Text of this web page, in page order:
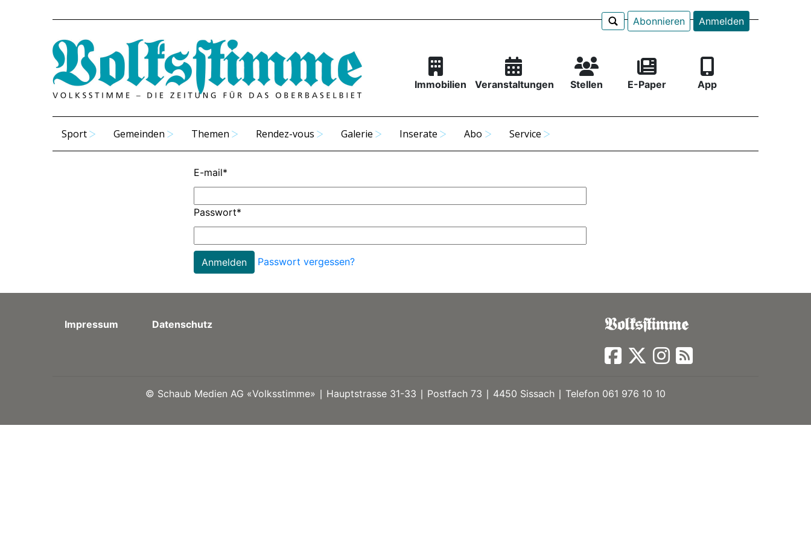
Abonnieren Anmelden
Immobilien Veranstaltungen Stellen E-Paper App
Sport Gemeinden Themen Rendez-vous Galerie Inserate Abo Service
E-mail*
Passwort*
Passwort vergessen?
Impressum Datenschutz
© Schaub Medien AG «Volksstimme» ∣ Hauptstrasse 31-33 ∣ Postfach 73 ∣ 4450 Sissach ∣ Telefon 061 976 10 10